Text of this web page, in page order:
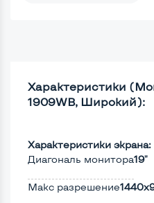
Характеристики
1909WB, Широкий):
Характеристики экрана:
Диагональ монитора19"
Макс разрешение